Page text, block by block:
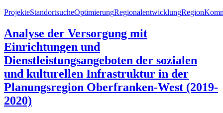
ProjekteStandortsucheOptimierungRegionalentwicklungRegion
Analyse der Versorgung mit
Einrichtungen und
Dienstleistungsangeboten der sozialen
und kulturellen Infrastruktur in der
Planungsregion Oberfranken-West (2019-
2020)